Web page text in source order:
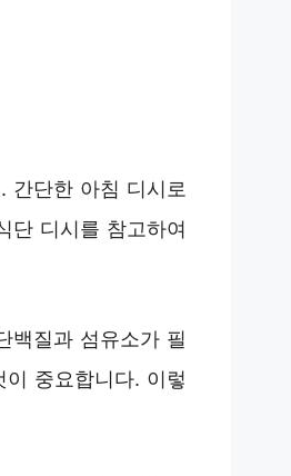
간단한 아침 디시로
단 디시를 참고하여
백질과 섬유소가 필
중요합니다. 이렇